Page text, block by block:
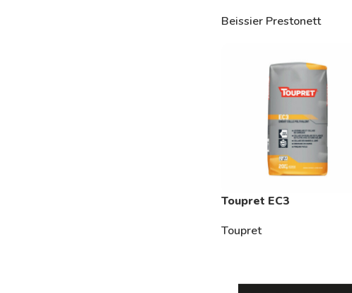
Beissier Prestonett
Toupret EC3
Toupret